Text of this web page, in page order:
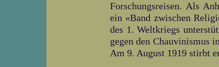
Forschungsreisen. Als
ein «Band zwischen
des 1. Weltkriegs
gegen den Chauvinismus
Am 9. August 1919 stirbt